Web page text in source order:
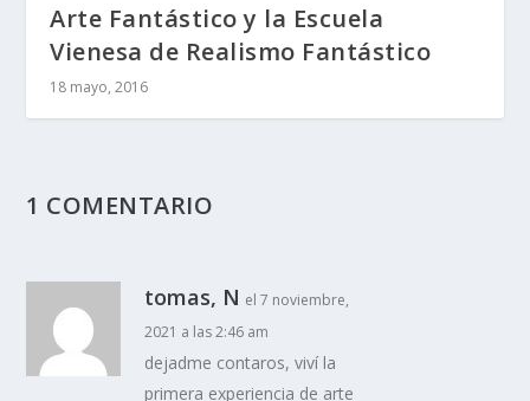
Arte Fantástico y la Escuela
Vienesa de Realismo Fantástico
18 mayo, 2016
1 COMENTARIO
tomas, N el 7 noviembre,
2021 a las 2:46 am
dejadme contaros, viví la
primera experiencia de arte